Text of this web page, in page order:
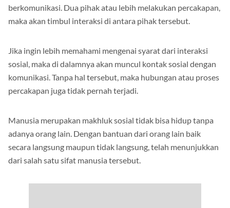
berkomunikasi. Dua pihak atau lebih melakukan percakapan,
maka akan timbul interaksi di antara pihak tersebut.
Jika ingin lebih memahami mengenai syarat dari interaksi
sosial, maka di dalamnya akan muncul kontak sosial dengan
komunikasi. Tanpa hal tersebut, maka hubungan atau proses
percakapan juga tidak pernah terjadi.
Manusia merupakan makhluk sosial tidak bisa hidup tanpa
adanya orang lain. Dengan bantuan dari orang lain baik
secara langsung maupun tidak langsung, telah menunjukkan
dari salah satu sifat manusia tersebut.